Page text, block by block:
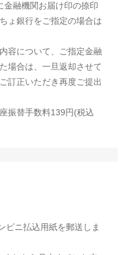
金融機関お届け印の捺印
ょ銀行をご指定の場合は
容について、ご指定金融
場合は、一旦返却させて
訂正いただき再度ご提出
振替手数料139円(税込
ビニ払込用紙を郵送しま